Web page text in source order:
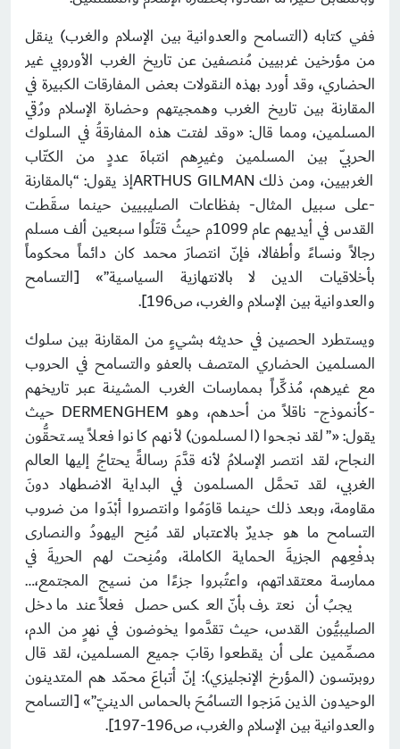
ففي كتابه (التسامح والعدوانية بين الإسلام والغرب) ينقل
من مؤرخين غربيين مُنصفين عن تاريخ الغرب الأوروبي غير
الحضاري، وقد أورد بهذه النقولات بعض المفارقات الكبيرة في
المقارنة بين تاريخ الغرب وهمجيتهم وحضارة الإسلام ورُقي
المسلمين، ومما قال: «وقد لفتت هذه المفارقةُ في السلوك
الحربيّ بين المسلمين وغيرِهم انتباهَ عددٍ من الكتّاب
الغربيين، ومن ذلك ARTHUS GILMANإذ يقول: “بالمقارنة
-على سبيل المثال- بفظاعات الصليبيين حينما سقَطت
القدس في أيديهم عام 1099م حيثُ قتَلُوا سبعين ألف مسلم
رجالاً ونساءً وأطفالا، فإنّ انتصارَ محمد كان دائماً محكوماً
بأخلاقيات الدين لا بالانتهازية السياسية”» [التسامح
والعدوانية بين الإسلام والغرب، ص196].
ويستطرد الحصين في حديثه بشيءٍ من المقارنة بين سلوك
المسلمين الحضاري المتصف بالعفو والتسامح في الحروب
مع غيرهم، مُذكِّراً بممارسات الغرب المشينة عبر تاريخهم
-كأنموذج- ناقلاً من أحدهم، وهو DERMENGHEM حيث
يقول: «”لقد نجحوا (المسلمون) لأنهم كانوا فعلاً يستحقُّون
النجاح، لقد انتصر الإسلامُ لأنه قدَّمَ رسالةً يحتاجُ إليها العالم
الغربي، لقد تحمَّل المسلمون في البداية الاضطهاد دونَ
مقاومة، وبعد ذلك حينما قاوَمُوا وانتصروا أبْدَوا من ضروب
التسامح ما هو جديرٌ بالاعتبار, لقد مُنِح اليهودُ والنصارى
بدفْعِهم الجزيةَ الحماية الكاملة، ومُنِحت لهم الحريةَ في
ممارسة معتقداتهم، واعتُبروا جزءًا من نسيج المجتمع،…
يجبُ أن نعترف بأنّ العكس حصل فعلاً عندما دخل
الصليبيُّون القدس، حيث تقدَّموا يخوضون في نهرٍ من الدم،
مصمِّمين على أن يقطعوا رقابَ جميع المسلمين، لقد قال
روبرتسون (المؤرخ الإنجليزي): إنّ أتباعَ محمّد هم المتدينون
الوحيدون الذين مَزجوا التسامُحَ بالحماس الدينيّ”» [التسامح
والعدوانية بين الإسلام والغرب، ص196-197].